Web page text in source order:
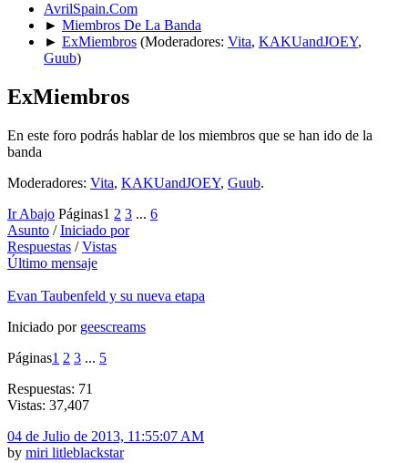
AvrilSpain.Com
► Miembros De La Banda
► ExMiembros (Moderadores: Vita, KAKUandJOEY,
Guub)
ExMiembros
En este foro podrás hablar de los miembros que se han ido de la
banda
Moderadores: Vita, KAKUandJOEY, Guub.
Ir Abajo Páginas1 2 3 ... 6
Asunto /Iniciado por
Respuestas /Vistas
Último mensaje
Evan Taubenfeld y su nueva etapa
Iniciado por geescreams
Páginas1 2 3 ... 5
Respuestas: 71
Vistas: 37,407
04 de Julio de 2013, 11:55:07 AM
by miri litleblackstar